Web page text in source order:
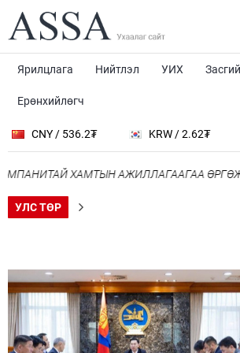
Ярилцлага Нийтлэл УИХ
Ерөнхийлөгч
/ 536.2₮ KRW / 2.62₮
ХАМТЫН АЖИЛЛАГААГАА
УЛС ТӨР